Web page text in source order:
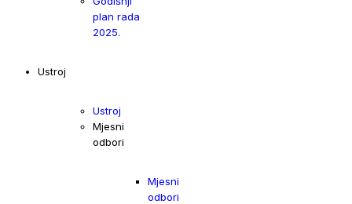
plan rada
2025.
Ustroj
Ustroj
Mjesni
odbori
Mjesni
odbori